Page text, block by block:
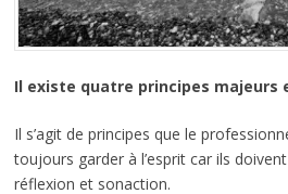
Il existe quatre principes majeurs
Il s’agit de principes que le
toujours garder à l’esprit car ils
réflexion et sonaction.